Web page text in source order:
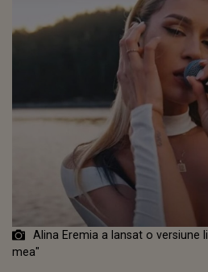
Alina Eremia a lansat o versiune
mea"